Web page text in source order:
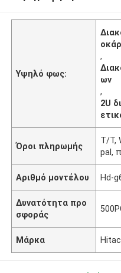
Υψηλό φως:
,
ων
,
2U
Όροι πληρωμής
T/T,
pal,
Αριθμό μοντέλου Hd-
Δυνατότητα προ
σφοράς
Μάρκα